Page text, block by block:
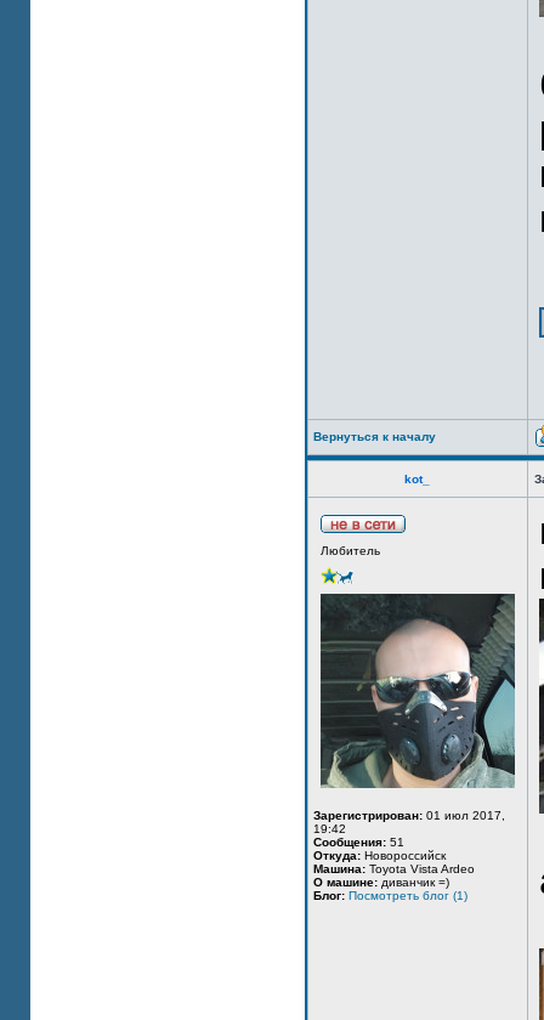
Вернуться к началу
kot_
Любитель
Зарегистрирован: 01 июл 2017,
19:42
Сообщения: 51
Откуда: Новороссийск
Машина: Toyota Vista Ardeo
О машине: диванчик =)
Блог: Посмотреть блог (1)